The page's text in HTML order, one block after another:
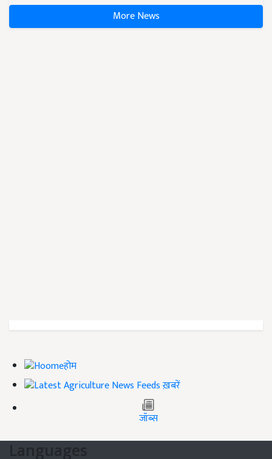
More News
होम
ख़बरें
जॉब्स
Languages